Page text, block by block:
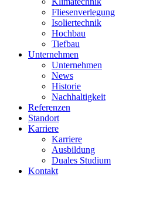
Fliesenverlegung
Isoliertechnik
Hochbau
Tiefbau
Unternehmen
Unternehmen
News
Historie
Nachhaltigkeit
Referenzen
Standort
Karriere
Karriere
Ausbildung
Duales Studium
Kontakt